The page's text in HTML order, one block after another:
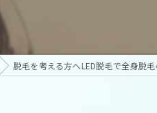
脱毛を考える方へLED脱毛で全身脱